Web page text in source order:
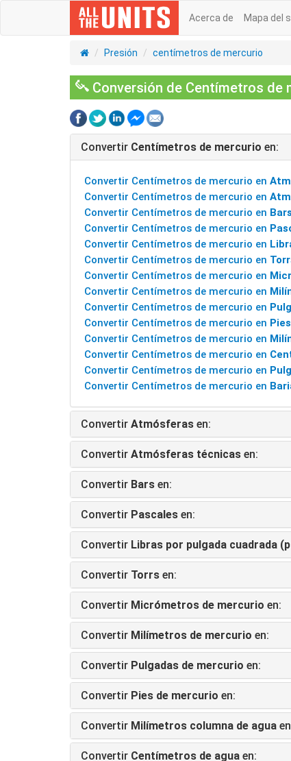
Acerca de Mapa del
Presión centímetros de mercurio
Conversión de Centímetros de
Convertir Centímetros de mercurio en:
Convertir Centímetros de mercurio en
Convertir Centímetros de mercurio en
Convertir Centímetros de mercurio en Bars
Convertir Centímetros de mercurio en
Convertir Centímetros de mercurio en
Convertir Centímetros de mercurio en
Convertir Centímetros de mercurio en
Convertir Centímetros de mercurio en
Convertir Centímetros de mercurio en
Convertir Centímetros de mercurio en
Convertir Centímetros de mercurio en
Convertir Centímetros de mercurio en
Convertir Centímetros de mercurio en
Convertir Centímetros de mercurio en
Convertir Atmósferas en:
Convertir Atmósferas técnicas en:
Convertir Bars en:
Convertir Pascales en:
Convertir Libras por pulgada cuadrada
Convertir Torrs en:
Convertir Micrómetros de mercurio en:
Convertir Milímetros de mercurio en:
Convertir Pulgadas de mercurio en:
Convertir Pies de mercurio en:
Convertir Milímetros columna de agua
Convertir Centímetros de agua en: